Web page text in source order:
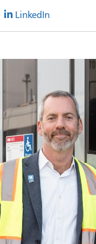
LinkedIn